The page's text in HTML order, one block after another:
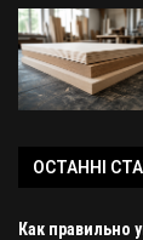
ОСТАННІ
Как правильно